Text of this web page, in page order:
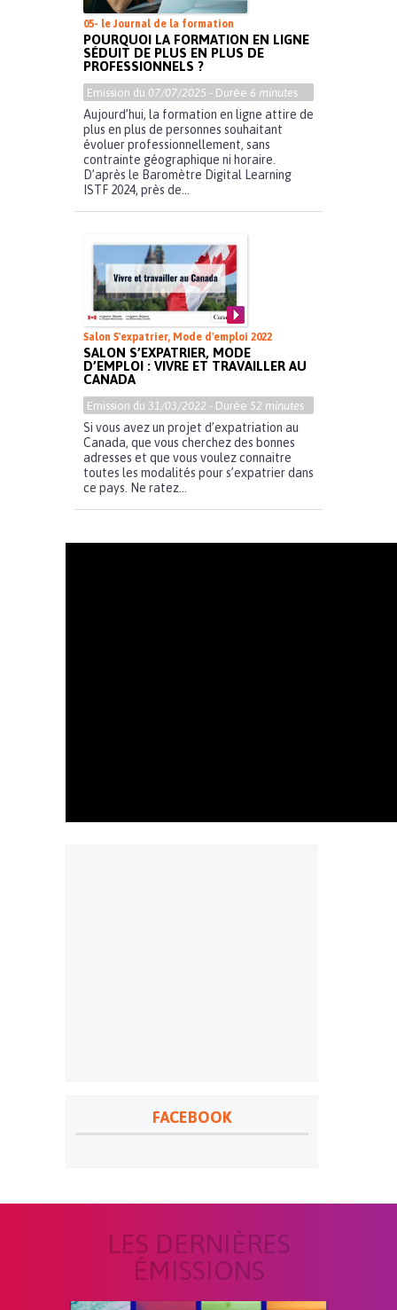
05- le Journal de la formation
POURQUOI LA FORMATION EN LIGNE
SÉDUIT DE PLUS EN PLUS DE
PROFESSIONNELS ?
Emission du 07/07/2025 - Durée 6 minutes
Aujourd’hui, la formation en ligne attire de
plus en plus de personnes souhaitant
évoluer professionnellement, sans
contrainte géographique ni horaire.
D’après le Baromètre Digital Learning
ISTF 2024, près de...
Salon S'expatrier, Mode d'emploi 2022
SALON S’EXPATRIER, MODE
D’EMPLOI : VIVRE ET TRAVAILLER AU
CANADA
Emission du 31/03/2022 - Durée 52 minutes
Si vous avez un projet d’expatriation au
Canada, que vous cherchez des bonnes
adresses et que vous voulez connaitre
toutes les modalités pour s’expatrier dans
ce pays. Ne ratez...
FACEBOOK
LES DERNIÈRES
ÉMISSIONS